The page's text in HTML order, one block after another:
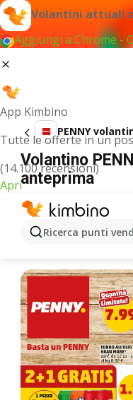
Volantini attuali
Aggiungi a Chrome -
App Kimbino
Tutte le offerte in un
(14.100 recensioni)
Apri
Ricerca punti
PENNY
Volantino
anteprima